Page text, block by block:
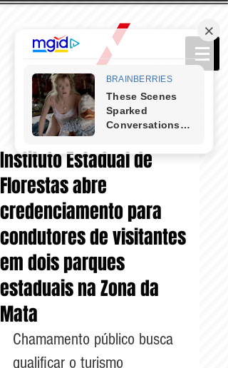
Instituto Estadual de
Florestas abre
credenciamento para
condutores de visitantes
em dois parques
estaduais na Zona da
Mata
Chamamento público busca
qualificar o turismo